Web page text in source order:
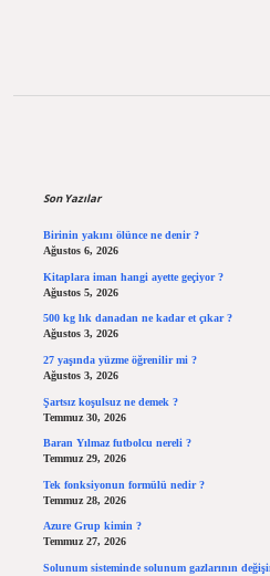
Son Yazılar
Birinin yakını ölünce ne denir ?
Ağustos 6, 2026
Kitaplara iman hangi ayette geçiyor ?
Ağustos 5, 2026
500 kg lık danadan ne kadar et çıkar ?
Ağustos 3, 2026
27 yaşında yüzme öğrenilir mi ?
Ağustos 3, 2026
Şartsız koşulsuz ne demek ?
Temmuz 30, 2026
Baran Yılmaz futbolcu nereli ?
Temmuz 29, 2026
Tek fonksiyonun formülü nedir ?
Temmuz 28, 2026
Azure Grup kimin ?
Temmuz 27, 2026
Solunum sisteminde solunum gazlarının